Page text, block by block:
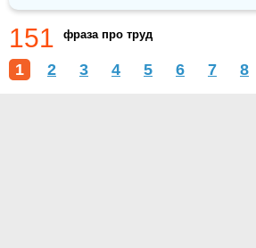
151 фраза про труд
1 2 3 4 5 6 7 8